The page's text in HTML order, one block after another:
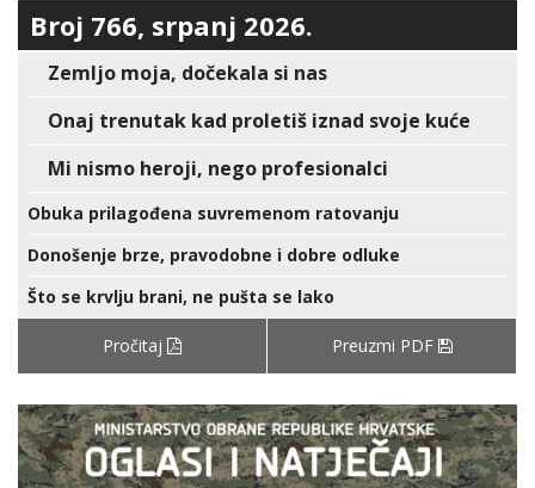
Broj 766, srpanj 2026.
Zemljo moja, dočekala si nas
Onaj trenutak kad proletiš iznad svoje kuće
Mi nismo heroji, nego profesionalci
Obuka prilagođena suvremenom ratovanju
Donošenje brze, pravodobne i dobre odluke
Što se krvlju brani, ne pušta se lako
Pročitaj Preuzmi PDF